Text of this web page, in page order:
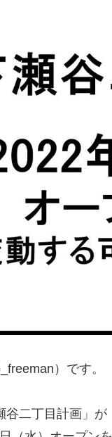
）です。
谷二丁目計画」が